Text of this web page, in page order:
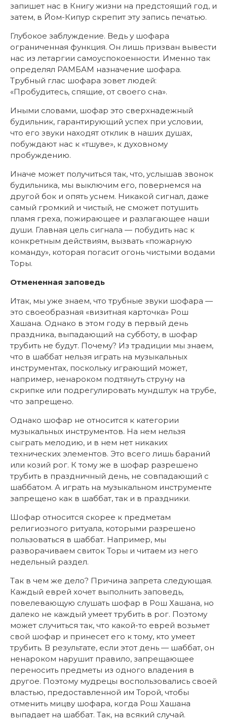
запишет нас в Книгу жизни на предстоящий год, и
затем, в Йом-Кипур скрепит эту запись печатью.
Глубокое заблуждение. Ведь у шофара
ограниченная функция. Он лишь призван вывести
нас из летаргии самоуспокоенности. Именно так
определял РАМБАМ назначение шофара.
Трубный глас шофара зовет людей:
«Пробудитесь, спящие, от своего сна».
Иными словами, шофар это сверхнадежный
будильник, гарантирующий успех при условии,
что его звуки находят отклик в наших душах,
побуждают нас к «тшуве», к духовному
пробуждению.
Иначе может получиться так, что, услышав звонок
будильника, мы выключим его, повернемся на
другой бок и опять уснем. Никакой сигнал, даже
самый громкий и чистый, не сможет потушить
пламя греха, пожирающее и разлагающее наши
души. Главная цель сигнала — побудить нас к
конкретным действиям, вызвать «пожарную
команду», которая погасит огонь чистыми водами
Торы.
Отмененная заповедь
Итак, мы уже знаем, что трубные звуки шофара —
это своеобразная «визитная карточка» Рош
Хашана. Однако в этом году в первый день
праздника, выпадающий на субботу, в шофар
трубить не будут. Почему? Из традиции мы знаем,
что в шаббат нельзя играть на музыкальных
инструментах, поскольку играющий может,
например, ненароком подтянуть струну на
скрипке или подрегулировать мундштук на трубе,
что запрещено.
Однако шофар не относится к категории
музыкальных инструментов. На нем нельзя
сыграть мелодию, и в нем нет никаких
технических элементов. Это всего лишь бараний
или козий рог. К тому же в шофар разрешено
трубить в праздничный день, не совпадающий с
шаббатом. А играть на музыкальном инструменте
запрещено как в шаббат, так и в праздники.
Шофар относится скорее к предметам
религиозного ритуала, которыми разрешено
пользоваться в шаббат. Например, мы
разворачиваем свиток Торы и читаем из него
недельный раздел.
Так в чем же дело? Причина запрета следующая.
Каждый еврей хочет выполнить заповедь,
повелевающую слушать шофар в Рош Хашана, но
далеко не каждый умеет трубить в рог. Поэтому
может случиться так, что какой-то еврей возьмет
свой шофар и принесет его к тому, кто умеет
трубить. В результате, если этот день — шаббат, он
ненароком нарушит правило, запрещающее
переносить предметы из одного владения в
другое. Поэтому мудрецы воспользовались своей
властью, предоставленной им Торой, чтобы
отменить мицву шофара, когда Рош Хашана
выпадает на шаббат. Так, на всякий случай.